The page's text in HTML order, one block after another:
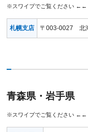
札幌支店 〒003-0027 北
青森県・岩手県